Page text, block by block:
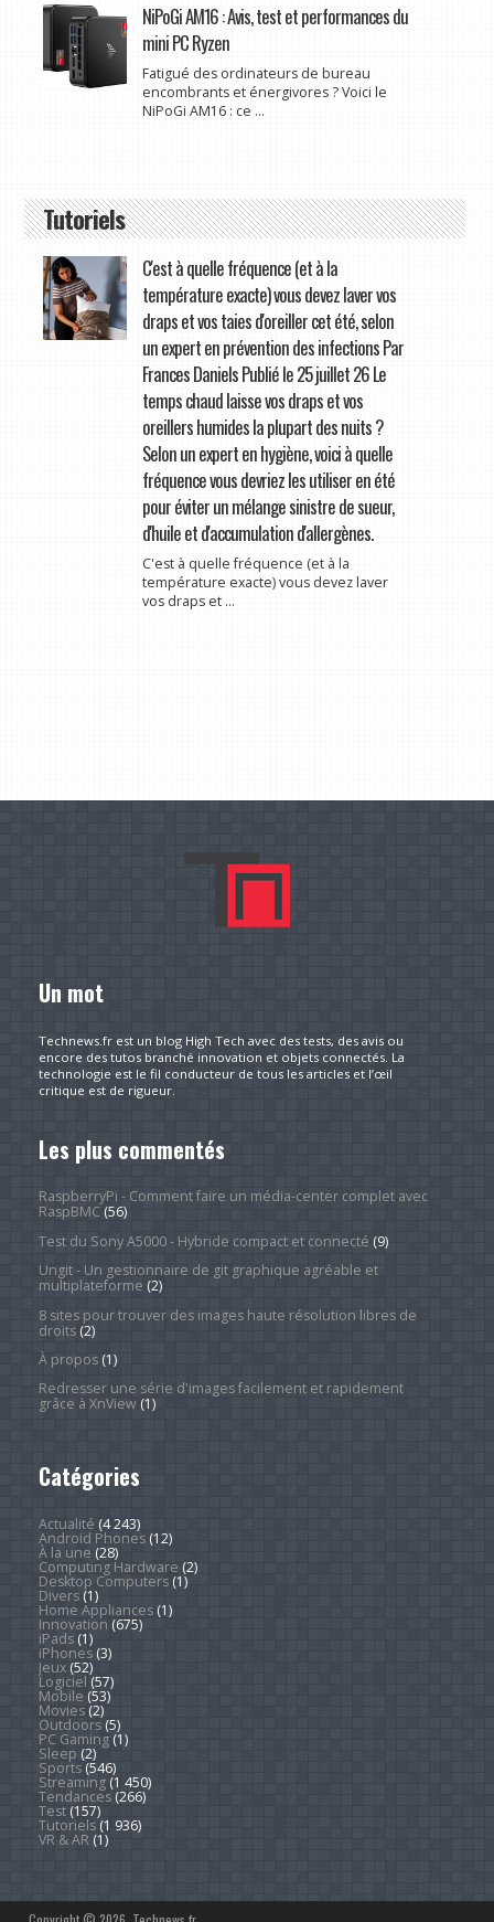
NiPoGi AM16 : Avis, test et performances du
mini PC Ryzen
Fatigué des ordinateurs de bureau
encombrants et énergivores ? Voici le
NiPoGi AM16 : ce ...
Tutoriels
C'est à quelle fréquence (et à la
température exacte) vous devez laver vos
draps et vos taies d'oreiller cet été, selon
un expert en prévention des infections Par
Frances Daniels Publié le 25 juillet 26 Le
temps chaud laisse vos draps et vos
oreillers humides la plupart des nuits ?
Selon un expert en hygiène, voici à quelle
fréquence vous devriez les utiliser en été
pour éviter un mélange sinistre de sueur,
d'huile et d'accumulation d'allergènes.
C'est à quelle fréquence (et à la
température exacte) vous devez laver
vos draps et ...
Un mot
Technews.fr est un blog High Tech avec des tests, des avis ou
encore des tutos branché innovation et objets connectés. La
technologie est le fil conducteur de tous les articles et l’œil
critique est de rigueur.
Les plus commentés
RaspberryPi - Comment faire un média-center complet avec
RaspBMC(56)
Test du Sony A5000 - Hybride compact et connecté (9)
Ungit - Un gestionnaire de git graphique agréable et
multiplateforme (2)
8 sites pour trouver des images haute résolution libres de
droits(2)
À propos(1)
Redresser une série d'images facilement et rapidement
grâce à XnView(1)
Catégories
Actualité (4 243)
Android Phones(12)
À la une (28)
Computing Hardware (2)
Desktop Computers(1)
Divers(1)
Home Appliances(1)
Innovation (675)
iPads(1)
iPhones(3)
Jeux(52)
Logiciel (57)
Mobile (53)
Movies(2)
Outdoors(5)
PC Gaming(1)
Sleep (2)
Sports(546)
Streaming(1 450)
Tendances(266)
Test(157)
Tutoriels(1 936)
VR & AR(1)